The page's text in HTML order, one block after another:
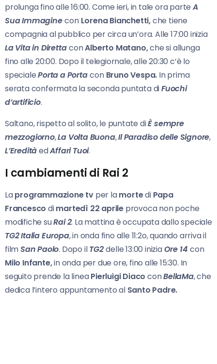
prolunga fino alle 16:00. Come ieri, in tale ora parteA
Sua Immagine con Lorena Bianchetti,che tiene
compagnia al pubblico per circa un’ora. Alle 17:00 inizia
La Vita in Diretta conAlberto Matano,che si allunga
fino alle 20:00. Dopo il telegiornale, alle 20:30 c’è lo
specialePorta a Porta con Bruno Vespa. In prima
serata confermata la seconda puntata diFuochi
d’artificio.
Saltano, rispetto al solito, le puntate diÈ sempre
mezzogiorno,La Volta Buona,Il Paradiso delle Signore,
L’EreditàedAffari Tuoi.
I cambiamenti di Rai 2
Laprogrammazione tv per lamortedi Papa
Francesco dimartedì 22 aprile provoca non poche
modifiche suRai 2. La mattina è occupata dallo speciale
TG2 Italia Europa, in onda fino alle 11:2o, quando arriva il
filmSan Paolo. Dopo ilTG2 delle 13:00 iniziaOre 14 con
Milo Infante,in onda per due ore, fino alle 15:30. In
seguito prende la lineaPierluigi Diaco conBellaMa, che
dedica l’intero appuntamento al Santo Padre.